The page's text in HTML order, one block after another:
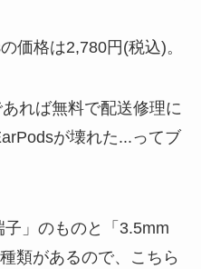
価格は2,780円(税込)。
れば無料で配送修理に
が壊れた...ってブ
」のものと「3.5mm
類があるので、こちら